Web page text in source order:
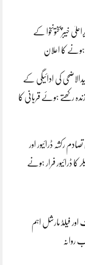
خیبرپختونخوا کے
کا اعلان
کی ادائیگی کے
رکھتے ہوئے قربانی کا
رکشہ ڈرائیور اور
ڈرائیور فرار ہونے
اور فیلڈ مارشل اہم
روانہ